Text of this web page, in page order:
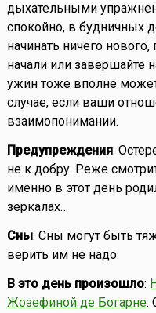
дыхательными
спокойно, в будничных
начинать ничего
начали или завершайте
ужин тоже вполне
случае, если ваши
взаимопонимании.
Предупреждения:
не к добру. Реже
именно в этот день
зеркалах…
Сны: Сны могут быть
верить им не надо.
В это день произошло:
Жозефиной де Богарне.